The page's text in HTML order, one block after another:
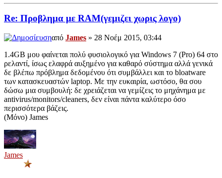
Re: Προβλημα με RAM(γεμιζει χωρις λογο)
από James » 28 Νοέμ 2015, 03:44
1.4GB μου φαίνεται πολύ φυσιολογικό για Windows 7 (Pro) 64 στο
ρελαντί, ίσως ελαφρά αυξημένο για καθαρό σύστημα αλλά γενικά
δε βλέπω πρόβλημα δεδομένου ότι συμβάλλει και το bloatware
των κατασκευαστών laptop. Με την ευκαιρία, ωστόσο, θα σου
δώσω μια συμβουλή: δε χρειάζεται να γεμίζεις το μηχάνημα με
antivirus/monitors/cleaners, δεν είναι πάντα καλύτερο όσο
περισσότερα βάζεις.
(Μόνο) James
James